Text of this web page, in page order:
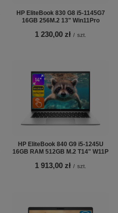
HP EliteBook 830 G8 i5-1145G7
16GB 256M.2 13" Win11Pro
1 230,00 zł / szt.
HP EliteBook 840 G9 i5-1245U
16GB RAM 512GB M.2 T14" W11P
1 913,00 zł / szt.